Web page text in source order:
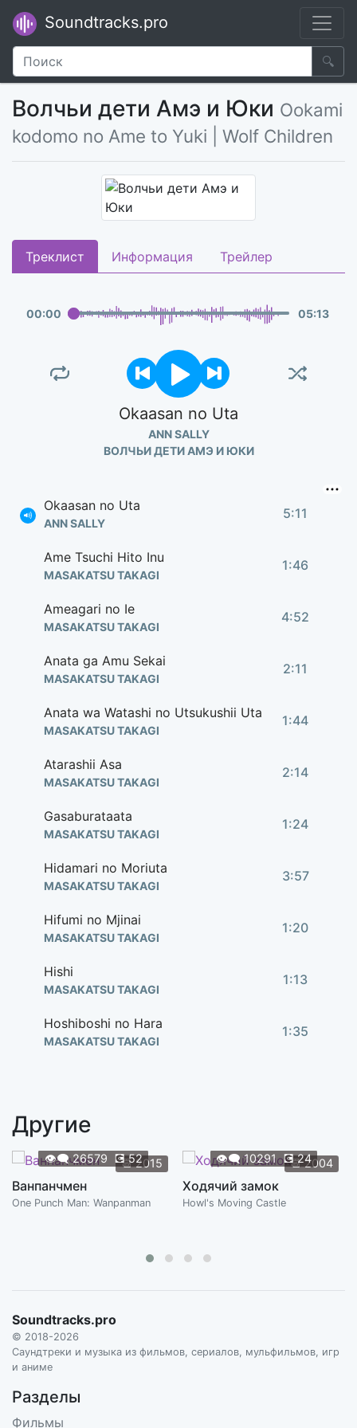
Soundtracks.pro
🔍
Волчьи дети Амэ и Юки Ookami
kodomo no Ame to Yuki | Wolf Children
Треклист Информация Трейлер
00:00 05:13
Okaasan no Uta
ANN SALLY
ВОЛЧЬИ ДЕТИ АМЭ И ЮКИ
Okaasan no Uta
ANN SALLY
5:11
Ame Tsuchi Hito Inu
MASAKATSU TAKAGI
1:46
Ameagari no Ie
MASAKATSU TAKAGI
4:52
Anata ga Amu Sekai
MASAKATSU TAKAGI
2:11
Anata wa Watashi no Utsukushii Uta
MASAKATSU TAKAGI
1:44
Atarashii Asa
MASAKATSU TAKAGI
2:14
Gasaburataata
MASAKATSU TAKAGI
1:24
Hidamari no Moriuta
MASAKATSU TAKAGI
3:57
Hifumi no Mjinai
MASAKATSU TAKAGI
1:20
Hishi
MASAKATSU TAKAGI
1:13
Hoshiboshi no Hara
MASAKATSU TAKAGI
1:35
Meguri
MASAKATSU TAKAGI
Shounen to Yama
MASAKATSU TAKAGI
MASAKATSU TAKAGI
Другие
📆2015
👁️‍🗨️26579 💽52
Ванпанчмен
One Punch Man: Wanpanman
📆2004
👁️‍🗨️10291 💽24
Ходячий замок
Howl's Moving Castle
Soundtracks.pro
© 2018-2026
Саундтреки и музыка из фильмов, сериалов, мульфильмов, игр
и аниме
Разделы
Фильмы